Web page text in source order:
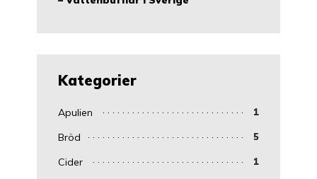
Kategorier
Apulien 1
Bröd 5
Cider 1